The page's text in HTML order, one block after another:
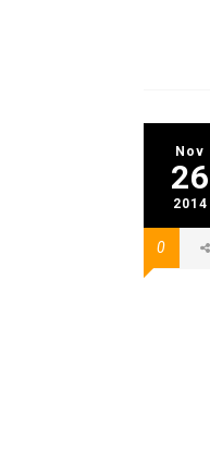
Nov
26
2014
0